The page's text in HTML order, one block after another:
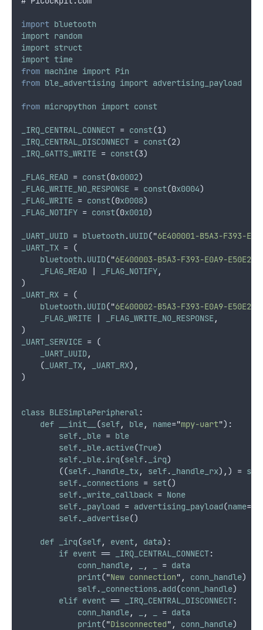
import bluetooth
import random
import struct
import time
from machine import Pin
from ble_advertising import advertising_payload
from micropython import const
_IRQ_CENTRAL_CONNECT = const(1)
_IRQ_CENTRAL_DISCONNECT = const(2)
_IRQ_GATTS_WRITE = const(3)
_FLAG_READ = const(0x0002)
_FLAG_WRITE_NO_RESPONSE = const(0x0004)
_FLAG_WRITE = const(0x0008)
_FLAG_NOTIFY = const(0x0010)
_UART_UUID = bluetooth .UUID("6E400001-B5A3-F393-
_UART_TX = (
bluetooth .UUID("6E400003-B5A3-F393-E0A9-
_FLAG_READ | _FLAG_NOTIFY,
)
_UART_RX = (
bluetooth .UUID("6E400002-B5A3-F393-E0A9-
_FLAG_WRITE | _FLAG_WRITE_NO_RESPONSE,
)
_UART_SERVICE = (
_UART_UUID,
    (
_UART_TX, _UART_RX) ,
)
class BLESimplePeripheral:
def
__init__ (self, ble, name="mpy-uart"):
self. _ble = ble
self. _ble.active(True)
self. _ble.irq(self. _irq)
        ((
self. _handle_tx, self. _handle_rx) , ) =
self. _connections = set()
self. _write_callback = None
self. _payload = advertising_payload(name=
self. _advertise()
def _irq(self, event, data):
if event == _IRQ_CENTRAL_CONNECT:
conn_handle, , = data
print("New connection" , conn_handle)
self. _connections.add(conn_handle)
elif event == _IRQ_CENTRAL_DISCONNECT:
conn_handle, , = data
print("Disconnected" , conn_handle)